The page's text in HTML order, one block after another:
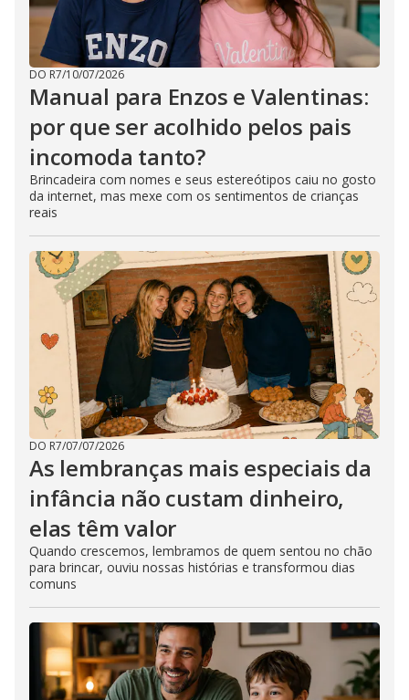
DO R7/10/07/2026
Manual para Enzos e Valentinas:
por que ser acolhido pelos pais
incomoda tanto?
Brincadeira com nomes e seus estereótipos caiu no gosto
da internet, mas mexe com os sentimentos de crianças
reais
DO R7/07/07/2026
As lembranças mais especiais da
infância não custam dinheiro,
elas têm valor
Quando crescemos, lembramos de quem sentou no chão
para brincar, ouviu nossas histórias e transformou dias
comuns